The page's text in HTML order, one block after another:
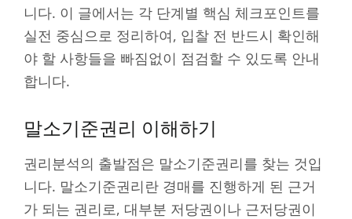
니다. 이 글에서는 각 단계별 핵심 체크포인트를
실전 중심으로 정리하여, 입찰 전 반드시 확인해
야 할 사항들을 빠짐없이 점검할 수 있도록 안내
합니다.
말소기준권리 이해하기
권리분석의 출발점은 말소기준권리를 찾는 것입
니다. 말소기준권리란 경매를 진행하게 된 근거
가 되는 권리로, 대부분 저당권이나 근저당권이